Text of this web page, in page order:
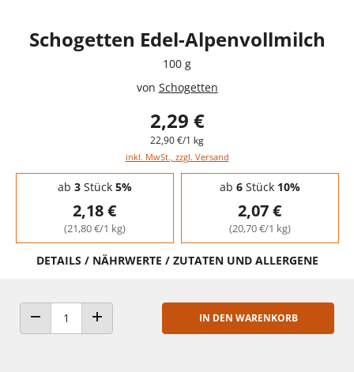
Schogetten Edel-Alpenvollmilch
100 g
von Schogetten
2,29 €
22,90 €/1 kg
inkl. MwSt., zzgl. Versand
Staffelpreise - Mengenrabatt
ab 3Stück 5%
2,18 €
(21,80 €/1 kg)
ab 6Stück 10%
2,07 €
(20,70 €/1 kg)
DETAILS / NÄHRWERTE / ZUTATEN UND ALLERGENE
ANZAHL VERRINGERNANZAHL ERHÖHEN
IN DEN WARENKORB